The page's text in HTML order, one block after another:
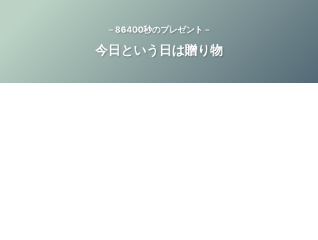
－86400秒のプレゼント－
今日という日は贈り物